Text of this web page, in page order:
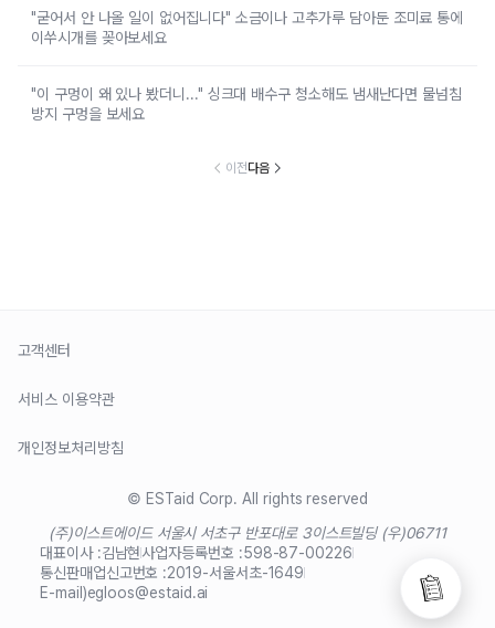
"굳어서 안 나올 일이 없어집니다" 소금이나 고추가루 담아둔 조미료 통에
이쑤시개를 꽂아보세요
"이 구멍이 왜 있나 봤더니..." 싱크대 배수구 청소해도 냄새난다면 물넘침
방지 구멍을 보세요
이전다음
고객센터
서비스 이용약관
개인정보처리방침
© ESTaid Corp. All rights reserved
(주)이스트에이드 서울시 서초구 반포대로 3이스트빌딩 (우)06711
대표이사 :김남현사업자등록번호 :598-87-00226
통신판매업신고번호 :2019-서울서초-1649
E-mail)egloos@estaid.ai